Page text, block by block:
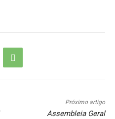
Próximo artigo
Assembleia Geral